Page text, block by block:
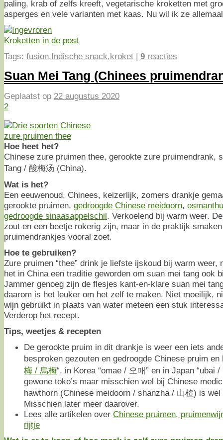
paling, krab of zelfs kreeft, vegetarische kroketten met
asperges en vele varianten met kaas. Nu wil ik ze
Tags: fusion,Indische snack,kroket | 9 reacties
Suan Mei Tang (Chinees
Geplaatst op 22 augustus 2020
2
Hoe heet het?
Chinese zure pruimen thee, gerookte zure pruimendrank,
Tang / 酸梅汤 (China).
Wat is het?
Een eeuwenoud, Chinees, keizerlijk, zomers drankje
gerookte pruimen, gedroogde Chinese meidoorn,
gedroogde sinaasappelschil. Verkoelend bij warm weer.
zout en een beetje rokerig zijn, maar in de praktijk
pruimendrankjes vooral zoet.
Hoe te gebruiken?
Zure pruimen “thee” drink je liefste ijskoud bij warm weer,
het in China een traditie geworden om suan mei tang ook
Jammer genoeg zijn de flesjes kant-en-klare suan mei
daarom is het leuker om het zelf te maken. Niet moeilijk,
wijn gebruikt in plaats van water meteen een stuk
Verderop het recept.
Tips, weetjes & recepten
De gerookte pruim in dit drankje is weer een iets
besproken gezouten en gedroogde Chinese pruim en
梅 / 烏梅“, in Korea “omae / 오매” en in Japan “ubai
gewone toko’s maar misschien wel bij Chinese
hawthorn (Chinese meidoorn / shanzha / 山楂) is
Misschien later meer daarover.
Lees alle artikelen over Chinese pruimen,
rijtje